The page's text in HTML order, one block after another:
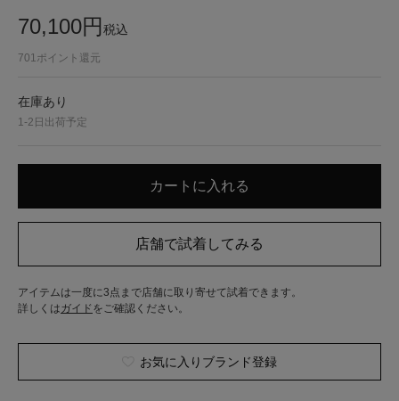
70,100円税込
701 ポイント還元
在庫あり
1-2日出荷予定
アイテムは一度に3点まで店舗に取り寄せて試着できます。
詳しくはガイド をご確認ください。
お気に入りブランド登録